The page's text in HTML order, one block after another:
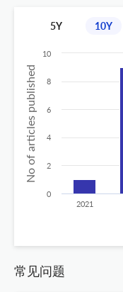
5Y 10Y
No of articles published
2021
0
2
4
6
8
10
常见问题